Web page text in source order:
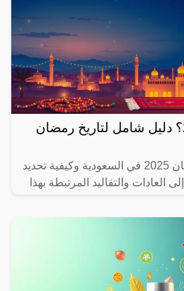
متى رمضان 2025؟ دليل شامل لتاريخ رمضان
اكتشف متى يبدأ رمضان 2025 في السعودية وكيفية تحديد
العادات والتقاليد المرتبطة بهذا